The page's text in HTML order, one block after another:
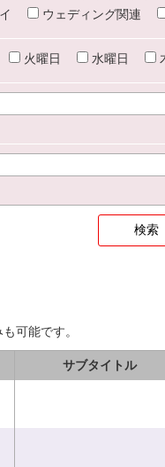
ウェディング関連
火曜日 水曜日
可能です。
サブタイトル